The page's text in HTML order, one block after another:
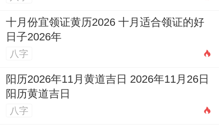
十月份宜领证黄历2026 十月适合领证的好
日子2026年
八字
阳历2026年11月黄道吉日 2026年11月26日
阳历黄道吉日
八字